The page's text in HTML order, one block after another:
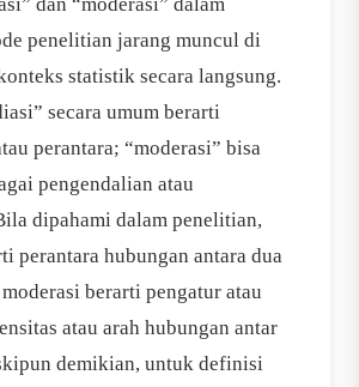
penelitian jarang muncul di
statistik secara langsung.
secara umum berarti
perantara; “moderasi” bisa
pengendalian atau
dipahami dalam penelitian,
perantara hubungan antara dua
berarti pengatur atau
atau arah hubungan antar
demikian, untuk definisi